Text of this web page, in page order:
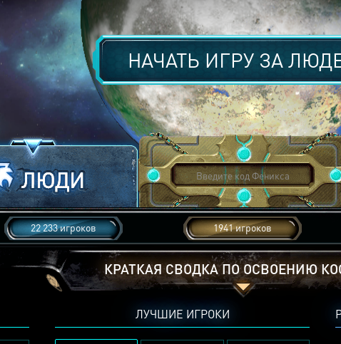
НАЧАТЬ ИГРУ ЗА
22 233 игроков 1941 игроков
КРАТКАЯ СВОДКА ПО ОСВОЕНИЮ
ЛУЧШИЕ ИГРОКИ